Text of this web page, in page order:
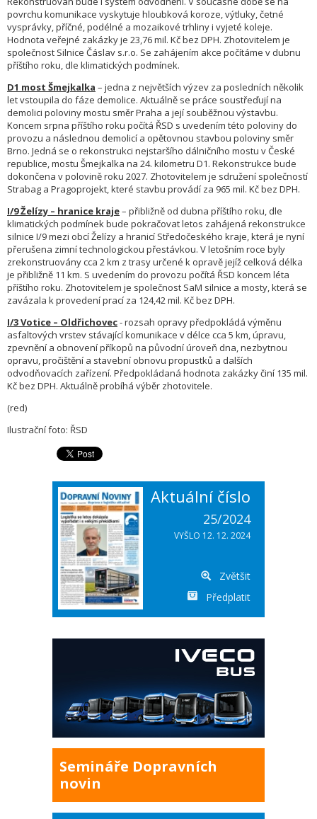
povrchu komunikace vyskytuje hloubková koroze, výtluky, četné
vysprávky, příčné, podélné a mozaikové trhliny i vyjeté koleje.
Hodnota veřejné zakázky je 23,76 mil. Kč bez DPH. Zhotovitelem je
společnost Silnice Čáslav s.r.o. Se zahájením akce počítáme v dubnu
příštího roku, dle klimatických podmínek.
D1 most Šmejkalka – jedna z největších výzev za posledních několik
let vstoupila do fáze demolice. Aktuálně se práce soustřeďují na
demolici poloviny mostu směr Praha a její souběžnou výstavbu.
Koncem srpna příštího roku počítá ŘSD s uvedením této poloviny do
provozu a následnou demolicí a opětovnou stavbou poloviny směr
Brno. Jedná se o rekonstrukci nejstaršího dálničního mostu v České
republice, mostu Šmejkalka na 24. kilometru D1. Rekonstrukce bude
dokončena v polovině roku 2027. Zhotovitelem je sdružení společností
Strabag a Pragoprojekt, které stavbu provádí za 965 mil. Kč bez DPH.
I/9 Želízy – hranice kraje– přibližně od dubna příštího roku, dle
klimatických podmínek bude pokračovat letos zahájená rekonstrukce
silnice I/9 mezi obcí Želízy a hranicí Středočeského kraje, která je nyní
přerušena zimní technologickou přestávkou. V letošním roce byly
zrekonstruovány cca 2 km z trasy určené k opravě jejíž celková délka
je přibližně 11 km. S uvedením do provozu počítá ŘSD koncem léta
příštího roku. Zhotovitelem je společnost SaM silnice a mosty, která se
zavázala k provedení prací za 124,42 mil. Kč bez DPH.
I/3 Votice – Oldřichovec- rozsah opravy předpokládá výměnu
asfaltových vrstev stávající komunikace v délce cca 5 km, úpravu,
zpevnění a obnovení příkopů na původní úroveň dna, nezbytnou
opravu, pročištění a stavební obnovu propustků a dalších
odvodňovacích zařízení. Předpokládaná hodnota zakázky činí 135 mil.
Kč bez DPH. Aktuálně probíhá výběr zhotovitele.
(red)
Ilustrační foto: ŘSD
Aktuální číslo
25/2024
VYŠLO 12. 12. 2024
Zvětšit
Předplatit
Semináře Dopravních
novin